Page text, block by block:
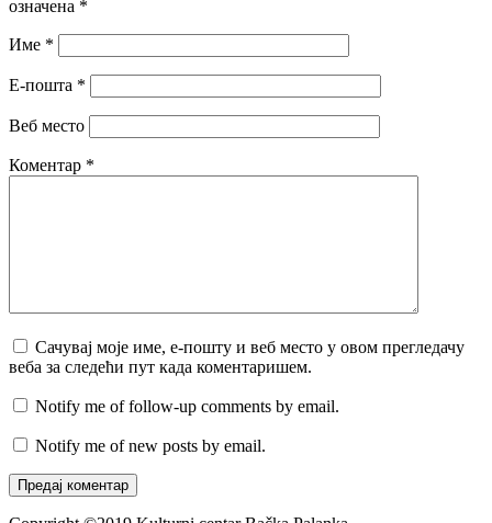
означена *
Име *
Е-пошта *
Веб место
Коментар *
Сачувај моје име, е-пошту и веб место у овом прегледачу
веба за следећи пут када коментаришем.
Notify me of follow-up comments by email.
Notify me of new posts by email.